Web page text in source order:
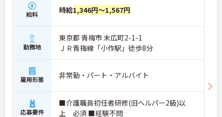
給料 時給1,346円～1,567円
勤務地
東京都 青梅市 末広町2-1-1
ＪＲ青梅線「小作駅」徒歩8分
雇用形態 非常勤・パート・アルバイト
応募要件
■介護職員初任者研修(旧ヘルパー2級)以
上 必須 ■経験不問